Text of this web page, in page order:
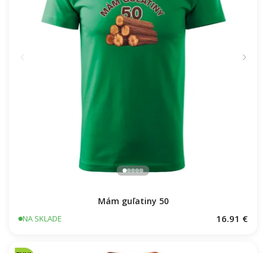
Mám guľatiny 50
NA SKLADE 16.91 €